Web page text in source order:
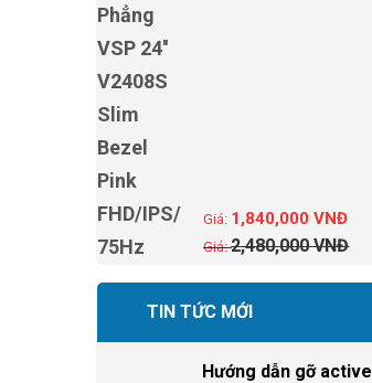
2,480,000VNĐ
1,840,000VNĐ
TIN TỨC MỚI
Hướng dẫn gỡ active